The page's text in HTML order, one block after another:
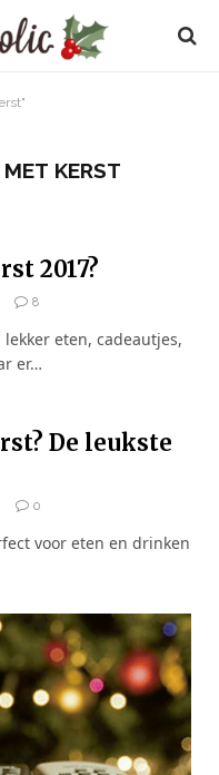
KERST
2017?
8
eten, cadeautjes,
er…
De leukste
0
voor eten en drinken